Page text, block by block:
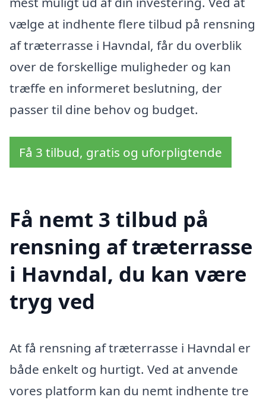
vælge at indhente flere tilbud på rensning
af træterrasse i Havndal, får du overblik
over de forskellige muligheder og kan
træffe en informeret beslutning, der
passer til dine behov og budget.
Få 3 tilbud, gratis og uforpligtende
Få nemt 3 tilbud på
rensning af træterrasse
i Havndal, du kan være
tryg ved
At få rensning af træterrasse i Havndal er
både enkelt og hurtigt. Ved at anvende
vores platform kan du nemt indhente tre